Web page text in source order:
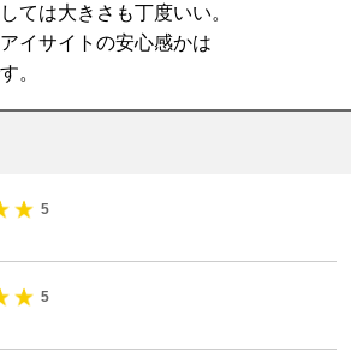
ては大きさも丁度いい。
イサイトの安心感かは
。
5
5